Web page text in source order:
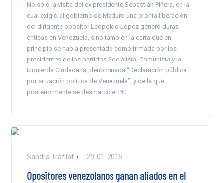
No sólo la visita del ex presidente Sebastián Piñera, en la
cual exigió al gobierno de Maduro una pronta liberación
del dirigente opositor Leopoldo López generó duras
críticas en Venezuela, sino también la carta que en
principio se había presentado como firmada por los
presidentes de los partidos Socialista, Comunista y la
Izquierda Ciudadana, denominada “Declaración pública
por situación política de Venezuela”, y de la que
posteriormente se desmarcó el PC.
Sandra Trafilaf 29-01-2015
Opositores venezolanos ganan aliados en el